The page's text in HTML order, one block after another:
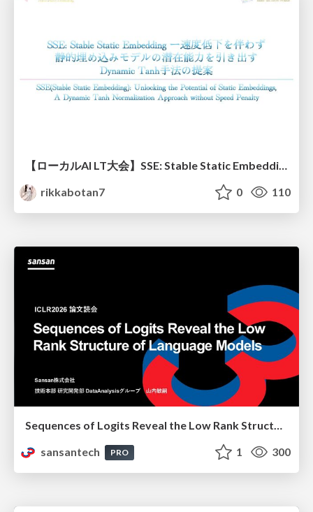
rikkabotan7
0 110
Sequences of Logits Reveal the Low Rank Structure of Language Models
sansantech
PRO 1 300